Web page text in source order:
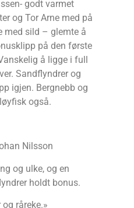
godt varmet
og Tor Arne med på
med sild – glemte å
på den første
å ligge i full
Sandflyndrer og
igjen. Bergnebb og
også.
Nilsson
og ulke, og en
holdt bonus.
råreke.»